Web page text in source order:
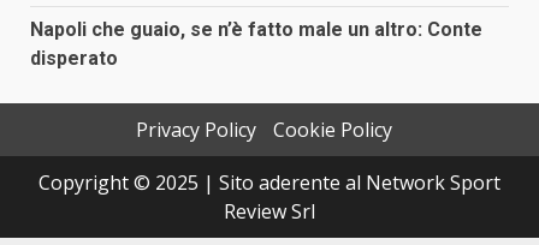
Napoli che guaio, se n’è fatto male un altro: Conte
disperato
Privacy Policy
Cookie Policy
Copyright © 2025 | Sito aderente al Network Sport
Review Srl